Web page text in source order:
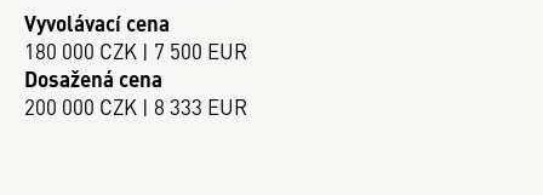
Vyvolávací cena
180 000 CZK | 7 500 EUR
Dosažená cena
200 000 CZK | 8 333 EUR